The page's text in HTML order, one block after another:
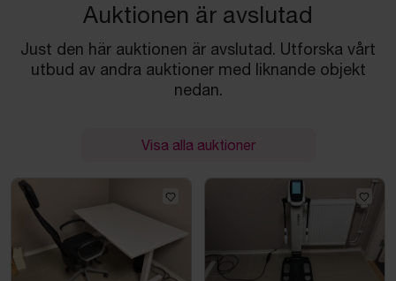
Auktionen är avslutad
Just den här auktionen är avslutad. Utforska vårt
utbud av andra auktioner med liknande objekt
nedan.
Visa alla auktioner